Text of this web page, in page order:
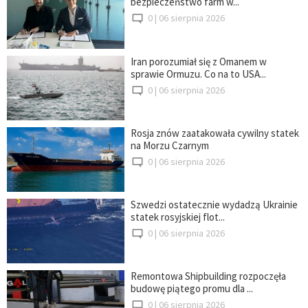
0 | 06 sierpnia 2026
Iran porozumiał się z Omanem w
sprawie Ormuzu. Co na to USA...
0 | 06 sierpnia 2026
Rosja znów zaatakowała cywilny statek
na Morzu Czarnym
0 | 06 sierpnia 2026
Szwedzi ostatecznie wydadzą Ukrainie
statek rosyjskiej flot...
0 | 06 sierpnia 2026
Remontowa Shipbuilding rozpoczęła
budowę piątego promu dla ...
0 | 06 sierpnia 2026